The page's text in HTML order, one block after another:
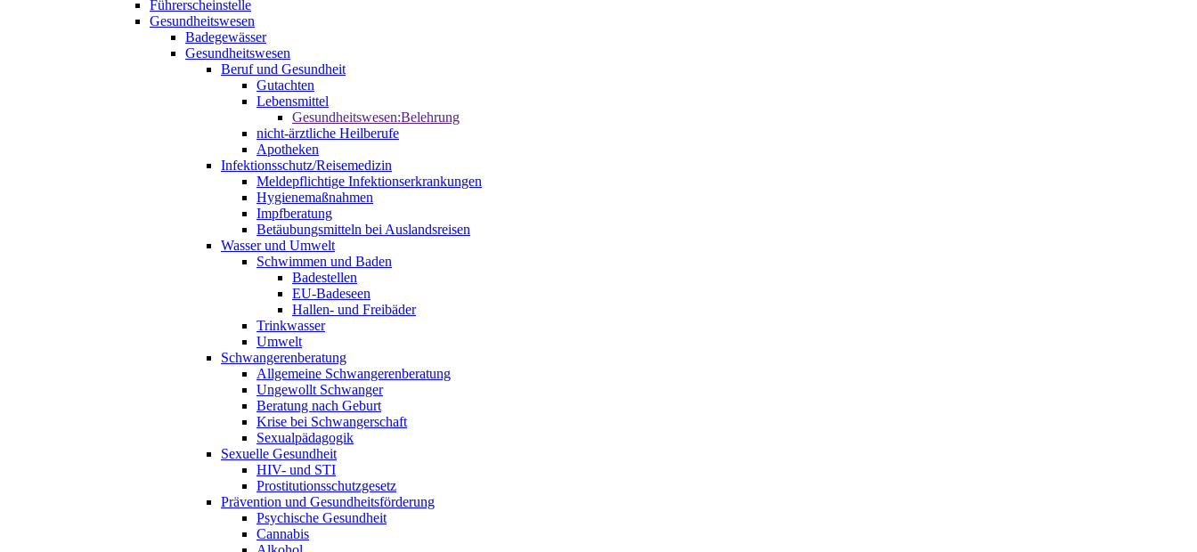
Führerscheinstelle
Gesundheitswesen
Badegewässer
Gesundheitswesen
Beruf und Gesundheit
Gutachten
Lebensmittel
Gesundheitswesen:Belehrung
nicht-ärztliche Heilberufe
Apotheken
Infektionsschutz/Reisemedizin
Meldepflichtige Infektionserkrankungen
Hygienemaßnahmen
Impfberatung
Betäubungsmitteln bei Auslandsreisen
Wasser und Umwelt
Schwimmen und Baden
Badestellen
EU-Badeseen
Hallen- und Freibäder
Trinkwasser
Umwelt
Schwangerenberatung
Allgemeine Schwangerenberatung
Ungewollt Schwanger
Beratung nach Geburt
Krise bei Schwangerschaft
Sexualpädagogik
Sexuelle Gesundheit
HIV- und STI
Prostitutionsschutzgesetz
Prävention und Gesundheitsförderung
Psychische Gesundheit
Cannabis